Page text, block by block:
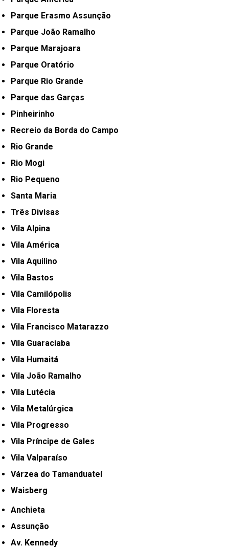
Parque Erasmo Assunção
Parque João Ramalho
Parque Marajoara
Parque Oratório
Parque Rio Grande
Parque das Garças
Pinheirinho
Recreio da Borda do Campo
Rio Grande
Rio Mogi
Rio Pequeno
Santa Maria
Três Divisas
Vila Alpina
Vila América
Vila Aquilino
Vila Bastos
Vila Camilópolis
Vila Floresta
Vila Francisco Matarazzo
Vila Guaraciaba
Vila Humaitá
Vila João Ramalho
Vila Lutécia
Vila Metalúrgica
Vila Progresso
Vila Príncipe de Gales
Vila Valparaíso
Várzea do Tamanduateí
Waisberg
Anchieta
Assunção
Av. Kennedy